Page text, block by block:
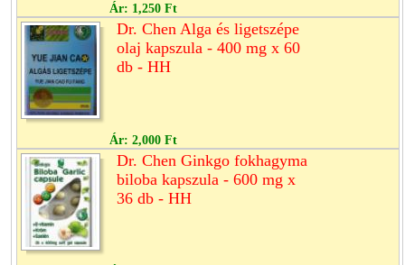
Ár: 1,250 Ft
Dr. Chen Alga és ligetszépe
olaj kapszula - 400 mg x 60
db - HH
Ár: 2,000 Ft
Dr. Chen Ginkgo fokhagyma
biloba kapszula - 600 mg x
36 db - HH